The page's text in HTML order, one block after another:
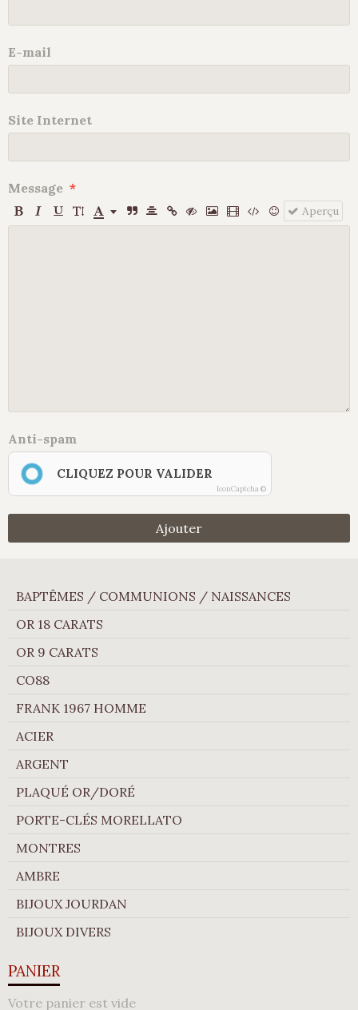
E-mail
Site Internet
Message
Aperçu
Anti-spam
CLIQUEZ POUR VALIDER
IconCaptcha ©
Ajouter
BAPTÊMES / COMMUNIONS / NAISSANCES
OR 18 CARATS
OR 9 CARATS
CO88
FRANK 1967 HOMME
ACIER
ARGENT
PLAQUÉ OR/DORÉ
PORTE-CLÉS MORELLATO
MONTRES
AMBRE
BIJOUX JOURDAN
BIJOUX DIVERS
PANIER
Votre panier est vide